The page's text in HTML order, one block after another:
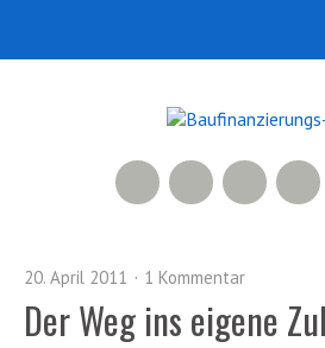
Xing
RSS Feed
20. April 2011 1 Kommentar
Der Weg ins eigene